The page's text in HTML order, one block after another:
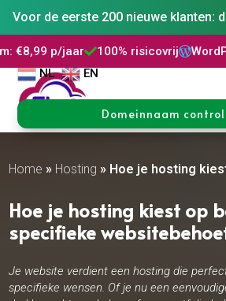
Voor de eerste 200 nieuwe klanten:
100% risicovrij WordPress installatie
NL
EN
Domeinnaam
Home » Hosting » Hoe je hosting
Hoe je hosting kiest op
specifieke
Je website verdient een hosting die
specifieke wensen. Of je nu een